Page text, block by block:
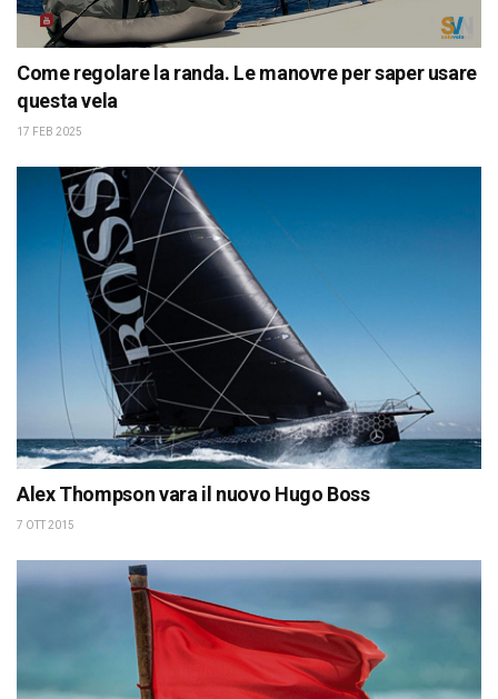
Come regolare la randa. Le manovre per saper usare
questa vela
17 FEB 2025
Alex Thompson vara il nuovo Hugo Boss
7 OTT 2015